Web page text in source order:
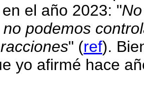
el año 2023: "
podemos
" (ref).
yo afirmé hace